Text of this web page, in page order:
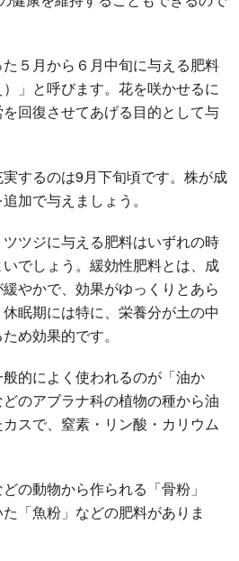
５月から６月中旬に与える肥料
」と呼びます。花を咲かせるに
回復させてあげる目的として与
するのは9月下旬頃です。株が成
加で与えましょう。
ツジに与える肥料はいずれの時
でしょう。緩効性肥料とは、成
やかで、効果がゆっくりとあら
眠期には特に、栄養分が土の中
め効果的です。
的によく使われるのが「油か
のアブラナ科の植物の種から油
スで、窒素・リン酸・カリウム
の動物から作られる「骨粉」
「魚粉」などの肥料がありま